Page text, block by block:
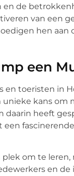
de
van een
hen
een
en toeristen in
kans om
daarin heeft
om te
en